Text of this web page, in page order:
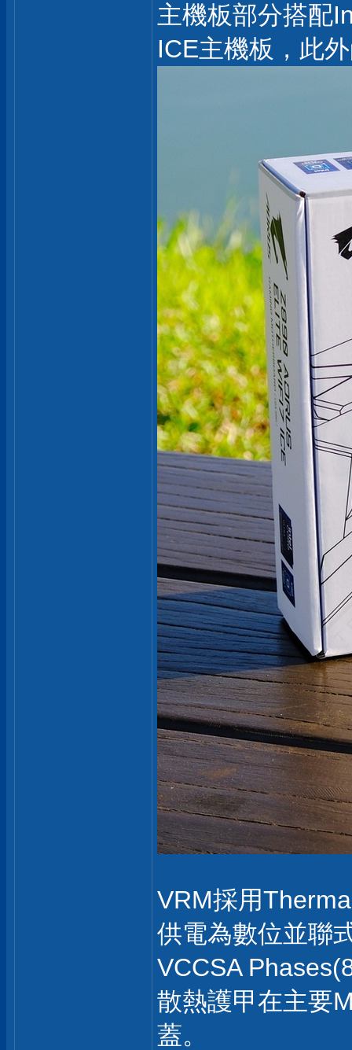
主機板部分搭配
ICE主機板，此
VRM採用
供電為數位並聯
VCCSA
散熱護甲在主要
蓋。